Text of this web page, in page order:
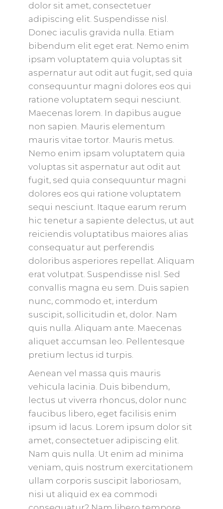
dolor sit amet, consectetuer
adipiscing elit. Suspendisse nisl.
Donec iaculis gravida nulla. Etiam
bibendum elit eget erat. Nemo enim
ipsam voluptatem quia voluptas sit
aspernatur aut odit aut fugit, sed quia
consequuntur magni dolores eos qui
ratione voluptatem sequi nesciunt.
Maecenas lorem. In dapibus augue
non sapien. Mauris elementum
mauris vitae tortor. Mauris metus.
Nemo enim ipsam voluptatem quia
voluptas sit aspernatur aut odit aut
fugit, sed quia consequuntur magni
dolores eos qui ratione voluptatem
sequi nesciunt. Itaque earum rerum
hic tenetur a sapiente delectus, ut aut
reiciendis voluptatibus maiores alias
consequatur aut perferendis
doloribus asperiores repellat. Aliquam
erat volutpat. Suspendisse nisl. Sed
convallis magna eu sem. Duis sapien
nunc, commodo et, interdum
suscipit, sollicitudin et, dolor. Nam
quis nulla. Aliquam ante. Maecenas
aliquet accumsan leo. Pellentesque
pretium lectus id turpis.
Aenean vel massa quis mauris
vehicula lacinia. Duis bibendum,
lectus ut viverra rhoncus, dolor nunc
faucibus libero, eget facilisis enim
ipsum id lacus. Lorem ipsum dolor sit
amet, consectetuer adipiscing elit.
Nam quis nulla. Ut enim ad minima
veniam, quis nostrum exercitationem
ullam corporis suscipit laboriosam,
nisi ut aliquid ex ea commodi